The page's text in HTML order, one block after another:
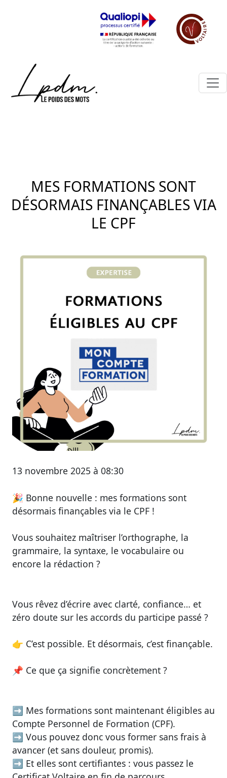
MES FORMATIONS SONT
DÉSORMAIS FINANÇABLES VIA
LE CPF
13 novembre 2025 à 08:30
🎉 Bonne nouvelle : mes formations sont
désormais finançables via le CPF !
Vous souhaitez maîtriser l’orthographe, la
grammaire, la syntaxe, le vocabulaire ou
encore la rédaction ?
Vous rêvez d’écrire avec clarté, confiance… et
zéro doute sur les accords du participe passé ?
👉 C’est possible. Et désormais, c’est finançable.
📌 Ce que ça signifie concrètement ?
➡️ Mes formations sont maintenant éligibles au
Compte Personnel de Formation (CPF).
➡️ Vous pouvez donc vous former sans frais à
avancer (et sans douleur, promis).
➡️ Et elles sont certifiantes : vous passez le